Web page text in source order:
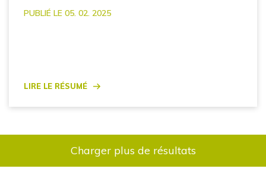
PUBLIÉ LE 05. 02. 2025
Lire le résumé
Charger plus de résultats